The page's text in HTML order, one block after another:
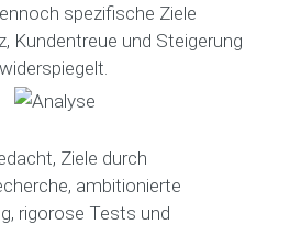
spezifische Ziele
Kundentreue und Steigerung
Ziele durch
ambitionierte
rigorose Tests und